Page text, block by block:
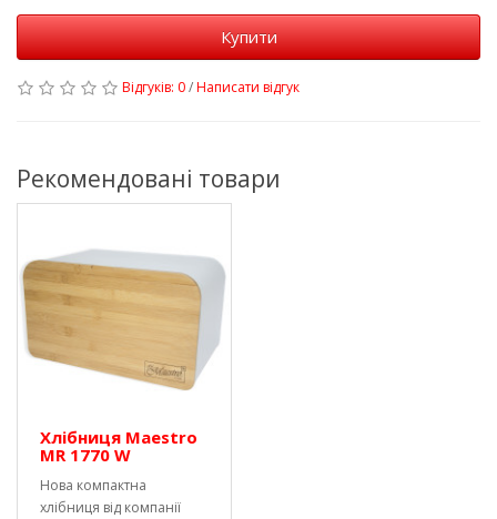
Купити
Відгуків: 0/Написати відгук
Рекомендовані товари
Хлібниця Maestro
MR 1770 W
Нова компактна
хлібниця від компанії